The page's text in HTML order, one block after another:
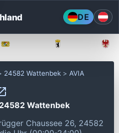
DE
24582 Wattenbek AVIA
Wattenbek
Chaussee 26, 24582